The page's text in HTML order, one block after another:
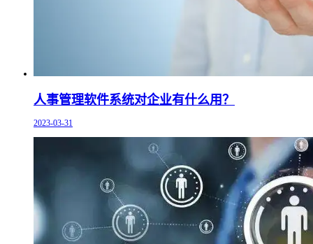
人事管理软件系统对企业有什么用？
2023-03-31